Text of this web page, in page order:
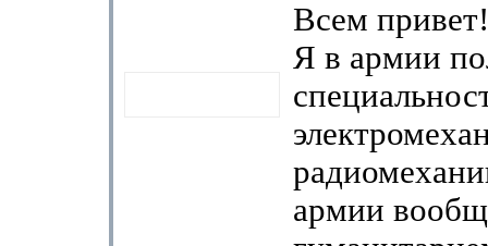
Всем привет!
Я в армии
армии